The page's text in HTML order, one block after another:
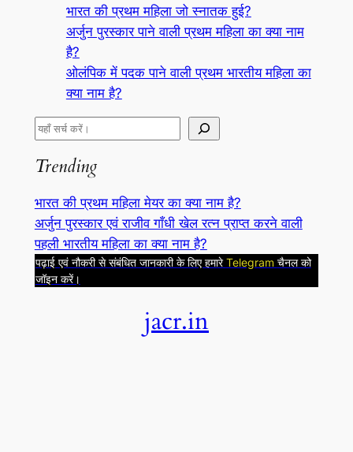
भारत की प्रथम महिला जो स्नातक हुई?
अर्जुन पुरस्कार पाने वाली प्रथम महिला का क्या नाम
है?
ओलंपिक में पदक पाने वाली प्रथम भारतीय महिला का
क्या नाम है?
S
a
c
h
Trending
भारत की प्रथम महिला मेयर का क्या नाम है?
अर्जुन पुरस्कार एवं राजीव गाँधी खेल रत्न प्राप्त करने वाली
पहली भारतीय महिला का क्या नाम है?
पढ़ाई एवं नौकरी से संबंधित जानकारी के लिए हमारे Telegram चैनल को
जॉइन करें।
jacr.in